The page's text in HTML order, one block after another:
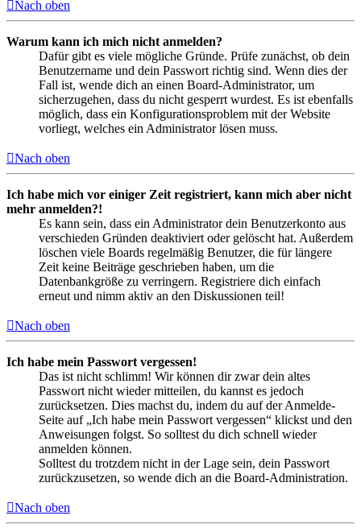
Nach oben
Warum kann ich mich nicht anmelden?
Dafür gibt es viele mögliche Gründe. Prüfe zunächst, ob dein
Benutzername und dein Passwort richtig sind. Wenn dies der
Fall ist, wende dich an einen Board-Administrator, um
sicherzugehen, dass du nicht gesperrt wurdest. Es ist ebenfalls
möglich, dass ein Konfigurationsproblem mit der Website
vorliegt, welches ein Administrator lösen muss.
Nach oben
Ich habe mich vor einiger Zeit registriert, kann mich aber nicht
mehr anmelden?!
Es kann sein, dass ein Administrator dein Benutzerkonto aus
verschieden Gründen deaktiviert oder gelöscht hat. Außerdem
löschen viele Boards regelmäßig Benutzer, die für längere
Zeit keine Beiträge geschrieben haben, um die
Datenbankgröße zu verringern. Registriere dich einfach
erneut und nimm aktiv an den Diskussionen teil!
Nach oben
Ich habe mein Passwort vergessen!
Das ist nicht schlimm! Wir können dir zwar dein altes
Passwort nicht wieder mitteilen, du kannst es jedoch
zurücksetzen. Dies machst du, indem du auf der Anmelde-
Seite auf „Ich habe mein Passwort vergessen“ klickst und den
Anweisungen folgst. So solltest du dich schnell wieder
anmelden können.
Solltest du trotzdem nicht in der Lage sein, dein Passwort
zurückzusetzen, so wende dich an die Board-Administration.
Nach oben